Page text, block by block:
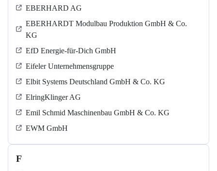
EBERHARD AG
EBERHARDT Modulbau Produktion GmbH & Co.
KG
EfD Energie-für-Dich GmbH
Eifeler Unternehmensgruppe
Elbit Systems Deutschland GmbH & Co. KG
ElringKlinger AG
Emil Schmid Maschinenbau GmbH & Co. KG
EWM GmbH
F